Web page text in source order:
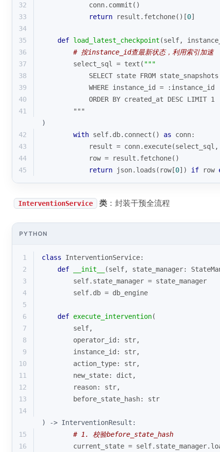
32
            conn.commit()
33
return result.fetchone()[0]
34
35
def load_latest_checkpoint (self,
36
# 按instance_id查最新状态，利用索引加速
37
        select_sql = text(
"""
38
SELECT state FROM
39
            WHERE instance_id = :instance_id
40
            ORDER BY created_at DESC LIMIT 1
41
        """
)
42
with self.db.connect() as conn:
43
result = conn.execute(select_sql,
44
            row = result.fetchone()
45
return json.loads(row[0]) if row
InterventionService 类 ：封装干预全流程
PYTHON
1 class InterventionService:
2
def __init__ (self, state_manager:
3
        self.state_manager = state_manager
4
        self.db = db_engine
5
6
def execute_intervention(
7
        self,
8
        operator_id:
str,
9
        instance_id:
str,
10
        action_type:
str,
11
        new_state:
dict ,
12
        reason:
str,
13
        before_state_hash:
str
14
) -> InterventionResult:
15
# 1. 校验before_state_hash
16
current_state =